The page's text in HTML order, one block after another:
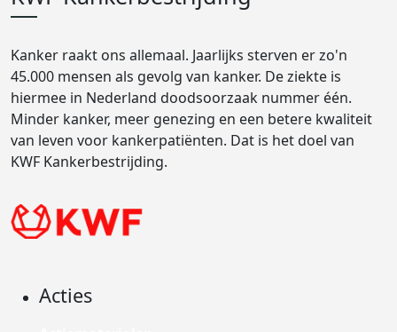
Kanker raakt ons allemaal. Jaarlijks sterven er zo'n
45.000 mensen als gevolg van kanker. De ziekte is
hiermee in Nederland doodsoorzaak nummer één.
Minder kanker, meer genezing en een betere kwaliteit
van leven voor kankerpatiënten. Dat is het doel van
KWF Kankerbestrijding.
Acties